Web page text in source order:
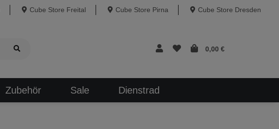
Cube Store Freital Cube Store Pirna Cube Store Dresden
0,00 €
Zubehör Sale Dienstrad